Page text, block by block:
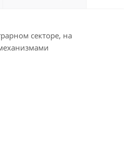
секторе, на